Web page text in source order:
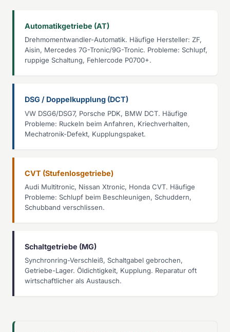
Automatikgetriebe (AT)
Drehmomentwandler-Automatik. Häufige Hersteller: ZF,
Aisin, Mercedes 7G-Tronic/9G-Tronic. Probleme: Schlupf,
ruppige Schaltung, Fehlercode P0700+.
DSG / Doppelkupplung (DCT)
VW DSG6/DSG7, Porsche PDK, BMW DCT. Häufige
Probleme: Ruckeln beim Anfahren, Kriechverhalten,
Mechatronik-Defekt, Kupplungspaket.
CVT (Stufenlosgetriebe)
Audi Multitronic, Nissan Xtronic, Honda CVT. Häufige
Probleme: Schlupf beim Beschleunigen, Schuddern,
Schubband verschlissen.
Schaltgetriebe (MG)
Synchronring-Verschleiß, Schaltgabel gebrochen,
Getriebe-Lager. Öldichtigkeit, Kupplung. Reparatur oft
wirtschaftlicher als Austausch.